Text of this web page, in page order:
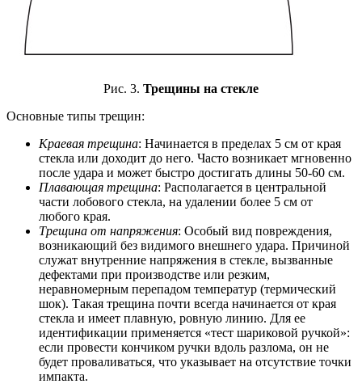
Рис. 3. Трещины на стекле
Основные типы трещин:
Краевая трещина: Начинается в пределах 5 см от края
стекла или доходит до него. Часто возникает мгновенно
после удара и может быстро достигать длины 50-60 см.
Плавающая трещина: Располагается в центральной
части лобового стекла, на удалении более 5 см от
любого края.
Трещина от напряжения: Особый вид повреждения,
возникающий без видимого внешнего удара. Причиной
служат внутренние напряжения в стекле, вызванные
дефектами при производстве или резким,
неравномерным перепадом температур (термический
шок). Такая трещина почти всегда начинается от края
стекла и имеет плавную, ровную линию. Для ее
идентификации применяется «тест шариковой ручкой»:
если провести кончиком ручки вдоль разлома, он не
будет проваливаться, что указывает на отсутствие точки
импакта.